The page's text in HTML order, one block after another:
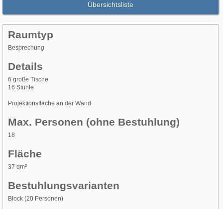
Übersichtsliste
Raumtyp
Besprechung
Details
6 große Tische
16 Stühle
Projektionsfläche an der Wand
Max. Personen (ohne Bestuhlung)
18
Fläche
37 qm²
Bestuhlungsvarianten
Block (20 Personen)